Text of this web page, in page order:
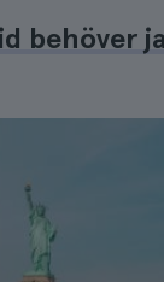
behöver